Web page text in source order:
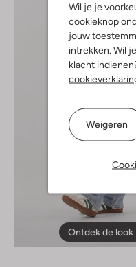
Wil je je
cookieknop
jouw
intrekken. Wil
klacht
Weigeren
Ontdek de look